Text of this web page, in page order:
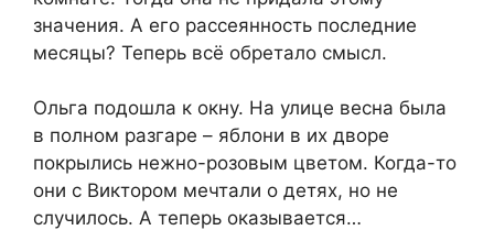
значения. А его рассеянность последние
месяцы? Теперь всё обретало смысл.
Ольга подошла к окну. На улице весна была
в полном разгаре – яблони в их дворе
покрылись нежно-розовым цветом. Когда-то
они с Виктором мечтали о детях, но не
случилось. А теперь оказывается…